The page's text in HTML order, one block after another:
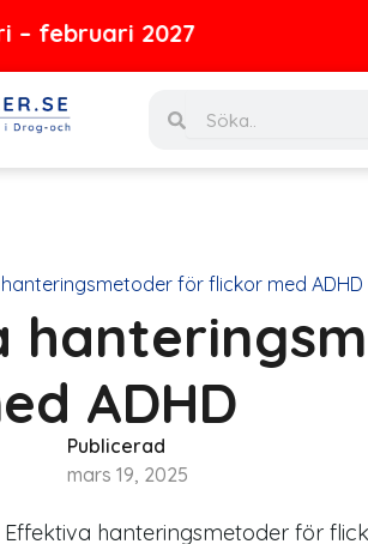
2027
för flickor med ADHD
ADHD
Publicerad
mars 19, 2025